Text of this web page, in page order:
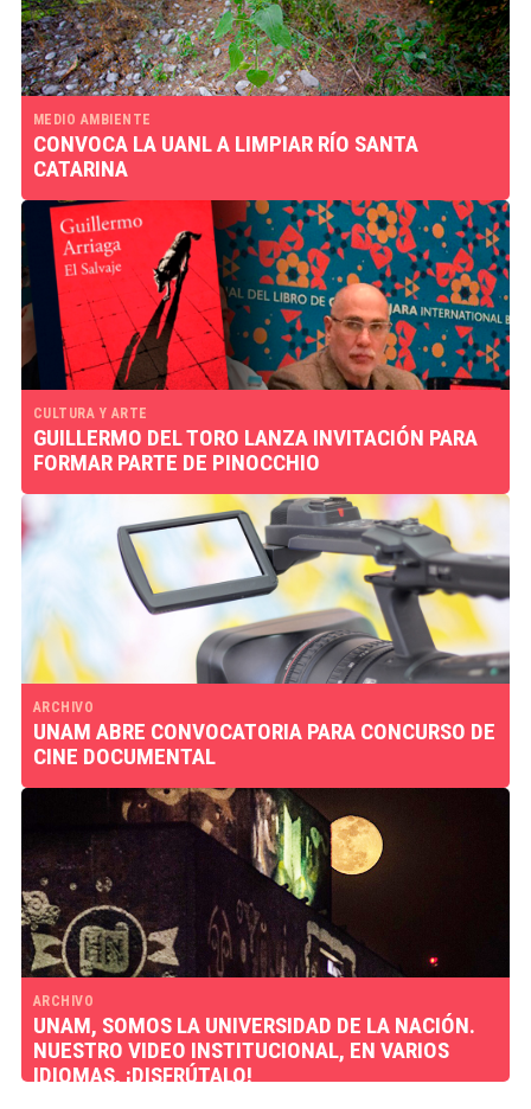
MEDIO AMBIENTE
CONVOCA LA UANL A LIMPIAR RÍO SANTA
CATARINA
CULTURA Y ARTE
GUILLERMO DEL TORO LANZA INVITACIÓN PARA
FORMAR PARTE DE PINOCCHIO
ARCHIVO
UNAM ABRE CONVOCATORIA PARA CONCURSO DE
CINE DOCUMENTAL
ARCHIVO
UNAM, SOMOS LA UNIVERSIDAD DE LA NACIÓN.
NUESTRO VIDEO INSTITUCIONAL, EN VARIOS
IDIOMAS, ¡DISFRÚTALO!